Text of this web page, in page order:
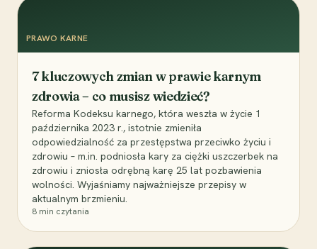
PRAWO KARNE
7 kluczowych zmian w prawie karnym
zdrowia – co musisz wiedzieć?
Reforma Kodeksu karnego, która weszła w życie 1
października 2023 r., istotnie zmieniła
odpowiedzialność za przestępstwa przeciwko życiu i
zdrowiu – m.in. podniosła kary za ciężki uszczerbek na
zdrowiu i zniosła odrębną karę 25 lat pozbawienia
wolności. Wyjaśniamy najważniejsze przepisy w
aktualnym brzmieniu.
8 min czytania